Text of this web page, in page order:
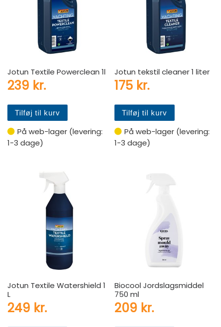
Jotun Textile Powerclean 1l
239 kr.
Tilføj til kurv
På web-lager (levering:
1-3 dage)
Jotun tekstil cleaner 1 liter
175 kr.
Tilføj til kurv
På web-lager (levering:
1-3 dage)
Jotun Textile Watershield 1
L
249 kr.
Biocool Jordslagsmiddel
750 ml
209 kr.